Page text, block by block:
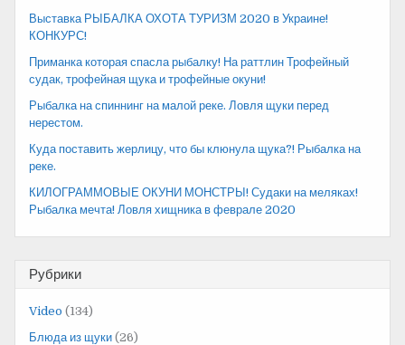
Выставка РЫБАЛКА ОХОТА ТУРИЗМ 2020 в Украине!
КОНКУРС!
Приманка которая спасла рыбалку! На раттлин Трофейный
судак, трофейная щука и трофейные окуни!
Рыбалка на спиннинг на малой реке. Ловля щуки перед
нерестом.
Куда поставить жерлицу, что бы клюнула щука?! Рыбалка на
реке.
КИЛОГРАММОВЫЕ ОКУНИ МОНСТРЫ! Судаки на меляках!
Рыбалка мечта! Ловля хищника в феврале 2020
Рубрики
Video (134)
Блюда из щуки (26)